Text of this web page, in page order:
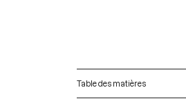
Table des matières